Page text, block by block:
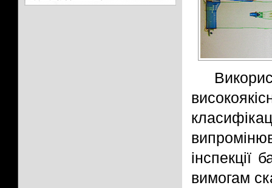
інспекції
вимогам